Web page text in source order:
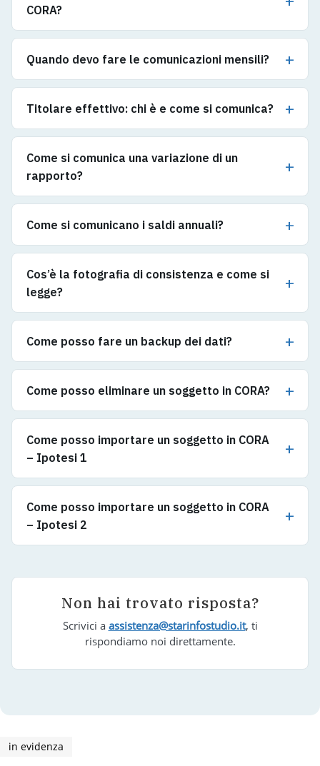
CORA?
Quando devo fare le comunicazioni mensili?
Titolare effettivo: chi è e come si comunica?
Come si comunica una variazione di un
rapporto?
Come si comunicano i saldi annuali?
Cos’è la fotografia di consistenza e come si
legge?
Come posso fare un backup dei dati?
Come posso eliminare un soggetto in CORA?
Come posso importare un soggetto in CORA
– Ipotesi 1
Come posso importare un soggetto in CORA
– Ipotesi 2
Non hai trovato risposta?
Scrivici a assistenza@starinfostudio.it, ti
rispondiamo noi direttamente.
in evidenza